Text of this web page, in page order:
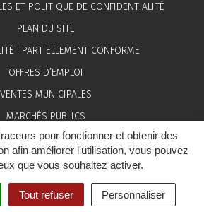
pour fonctionner et obtenir des
afin améliorer l'utilisation, vous pouvez
que vous souhaitez activer.
Tout refuser Personnaliser
ET POLITIQUE DE CONFIDENTIALITÉ
PLAN DU SITE
: PARTIELLEMENT CONFORME
OFFRES D’EMPLOI
VENTES MUNICIPALES
MARCHÉS PUBLICS
ESPACE PRESSE